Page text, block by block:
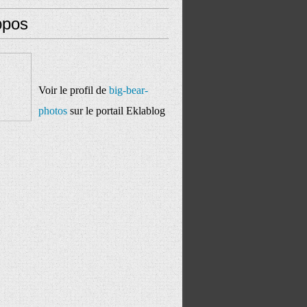
Voir le profil debig-bear-
photossur le portail Eklablog